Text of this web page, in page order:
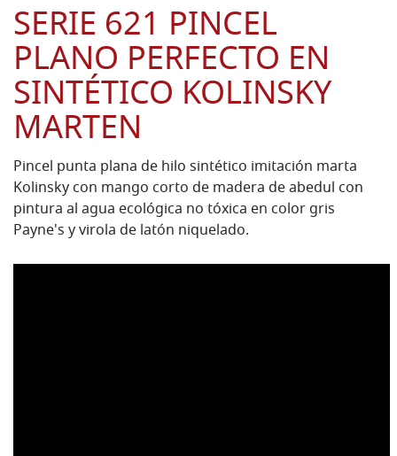
SERIE 621 PINCEL
PLANO PERFECTO EN
SINTÉTICO KOLINSKY
MARTEN
Pincel punta plana de hilo sintético imitación marta
Kolinsky con mango corto de madera de abedul con
pintura al agua ecológica no tóxica en color gris
Payne's y virola de latón niquelado.